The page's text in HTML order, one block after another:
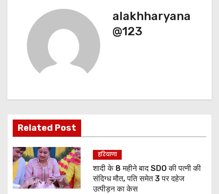
i
o
n
alakhharyana
@123
Related Post
हरियाणा
शादी के 8 महीने बाद SDO की पत्नी की
संदिग्ध मौत, पति समेत 3 पर दहेज
उत्पीड़न का केस